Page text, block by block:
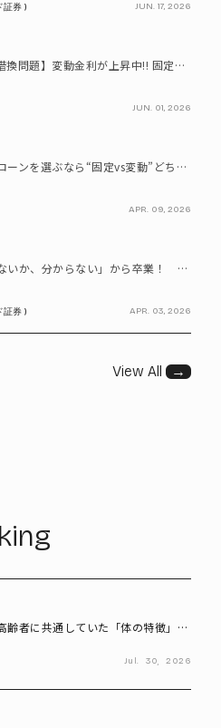
証券 ) JUN. 17, 2026
【住宅ローン借換問題】変動金利が上昇中!! 固定に借り換えるなら今が正解って本当? シミュレーションで比較してみよう
JUN. 01, 2026
これから住宅ローンを選ぶなら“固定vs変動”どちらが正解? 9割が利用したいと答えた「いま決めなくてもいい」ローンとは!?
APR. 09, 2026
「何が分からないか、分からない」から卒業！ SBIネオトレード証券で学ぶ、はじめての資産形成
証券 ) APR. 03, 2026
View All →
齢者に共通していた「体の特徴」と
Jul. 30, 2026